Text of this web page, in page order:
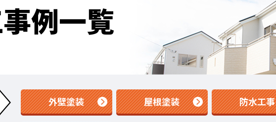
例一覧
外壁塗装 屋根塗装 防水工事